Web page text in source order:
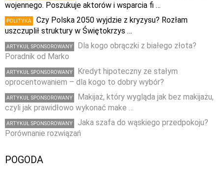
wojennego. Poszukuje aktorów i wsparcia fi …
POLITYKA
Czy Polska 2050 wyjdzie z kryzysu? Rozłam
uszczuplił struktury w Świętokrzys …
ARTYKUŁ SPONSOROWANY
Dla kogo obrączki z białego złota?
Poradnik od Marko
ARTYKUŁ SPONSOROWANY
Kredyt hipoteczny ze stałym
oprocentowaniem – dla kogo to dobry wybór?
ARTYKUŁ SPONSOROWANY
Makijaż, który wygląda jak bez makijażu,
czyli jak prawidłowo wykonać make …
ARTYKUŁ SPONSOROWANY
Jaka szafa do wąskiego przedpokoju?
Porównanie rozwiązań
POGODA